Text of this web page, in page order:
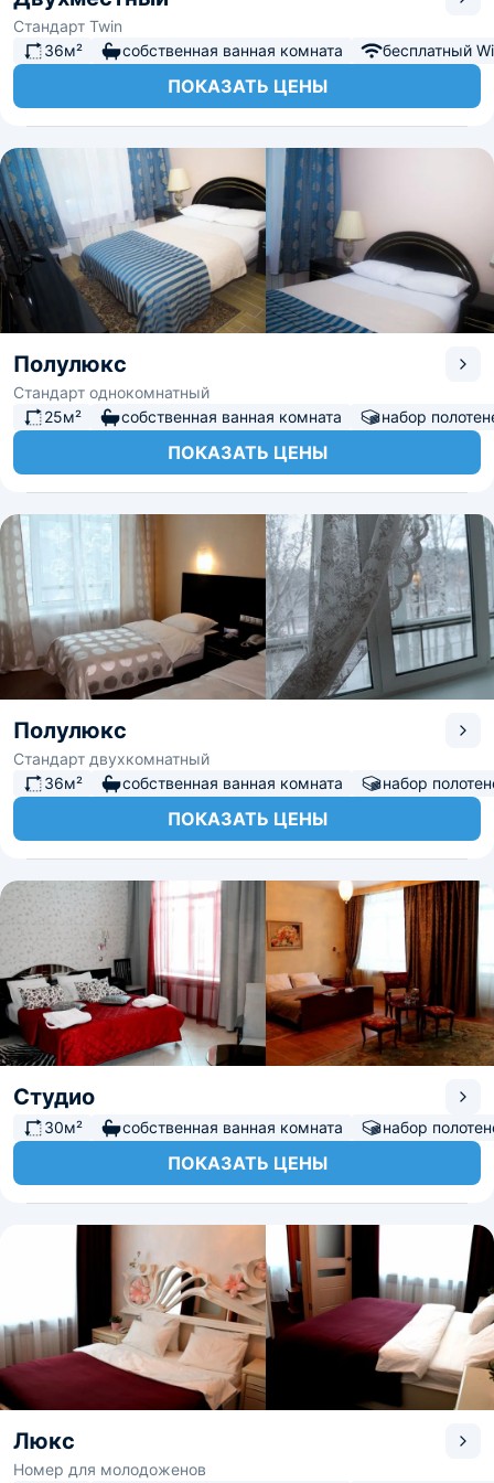
ярмарки, Нижегородского Кремля и центральной
площади или просто пешком прогуляться по лесу и
берегу реки.
Стандарт Twin
36м²
собственная ванная комната бесплатный
ПОКАЗАТЬ ЦЕНЫ
Полулюкс
Стандарт однокомнатный
25м²
собственная ванная комната набор
ПОКАЗАТЬ ЦЕНЫ
Полулюкс
Стандарт двухкомнатный
36м²
собственная ванная комната набор
ПОКАЗАТЬ ЦЕНЫ
Студио
30м² собственная ванная комната набор
ПОКАЗАТЬ ЦЕНЫ
Люкс
Номер для молодоженов